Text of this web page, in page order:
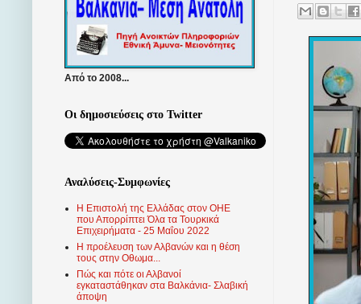
Από το 2008...
Οι δημοσιεύσεις στο Twitter
Αναλύσεις-Συμφωνίες
Η Επιστολή της Ελλάδας στον ΟΗΕ
που Απορρίπτει Όλα τα Τουρκικά
Επιχειρήματα - 25 Μαΐου 2022
Η προέλευση των Αλβανών και η θέση
τους στην Οθωμα...
Πώς και πότε οι Αλβανοί
εγκαταστάθηκαν στα Βαλκάνια- Σλαβική
άποψη